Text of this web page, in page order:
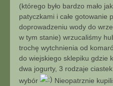
(którego było bardzo mało
patyczkami i całe gotowanie
doprowadzeniu wody do
w tym stanie) wrzucaliśmy
trochę wytchnienia od
do wiejskiego sklepiku gdzie
dwa jogurty, 3 rodzaje
wybór
Nieopatrznie